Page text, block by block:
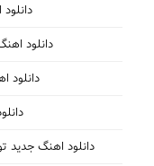
دانلود
دانلود
دانلود اهنگ جدید